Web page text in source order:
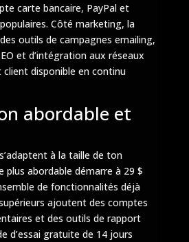
carte bancaire, PayPal et
Côté marketing, la
outils de campagnes emailing,
et d’intégration aux réseaux
disponible en continu
abordable et
à la taille de ton
plus abordable démarre à 29 $
de fonctionnalités déjà
ajoutent des comptes
et des outils de rapport
d’essai gratuite de 14 jours